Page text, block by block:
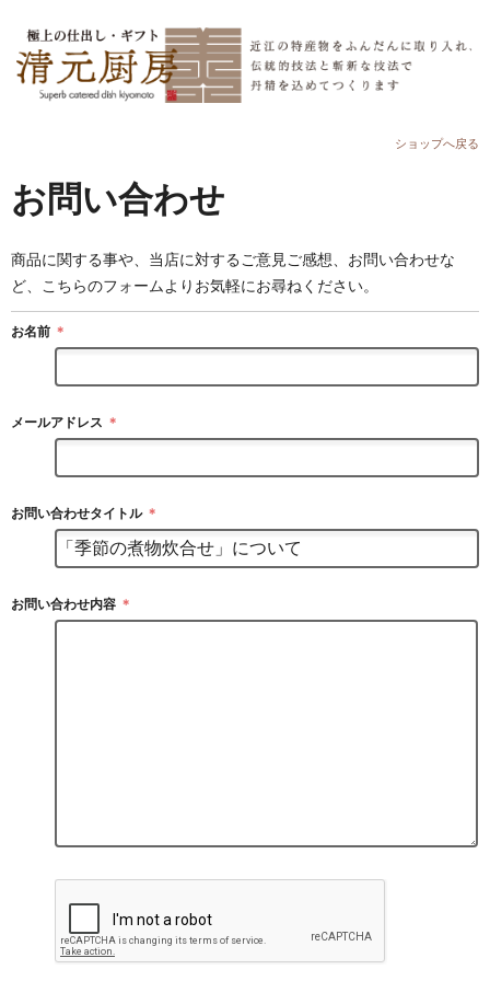
ショップへ戻る
お問い合わせ
商品に関する事や、当店に対するご意見ご感想、お問い合わせな
ど、こちらのフォームよりお気軽にお尋ねください。
お名前 ＊
メールアドレス ＊
お問い合わせタイトル ＊
お問い合わせ内容 ＊